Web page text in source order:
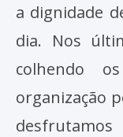
a dignidade
dia. Nos
colhendo
organização